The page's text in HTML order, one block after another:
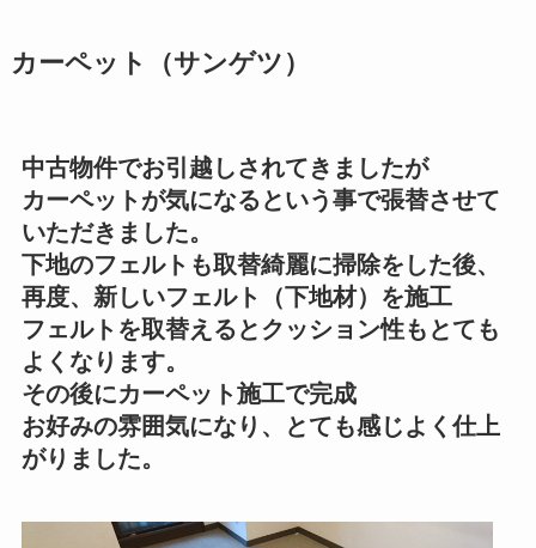
カーペット（サンゲツ）
中古物件でお引越しされてきましたが
カーペットが気になるという事で張替させて
いただきました。
下地のフェルトも取替綺麗に掃除をした後、
再度、新しいフェルト（下地材）を施工
フェルトを取替えるとクッション性もとても
よくなります。
その後にカーペット施工で完成
お好みの雰囲気になり、とても感じよく仕上
がりました。